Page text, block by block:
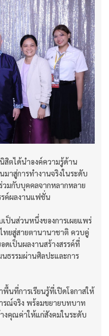
สิตได้นำองค์ความรู้ด้าน
มาสู่การทำงานจริงในระดับ
วมกับบุคคลจากหลากหลาย
ค์ผลงานแฟชั่น
ป็นส่วนหนึ่งของการเผยแพร่
ทยสู่สายตานานาชาติ ควบคู่
เป็นผลงานสร้างสรรค์ที่
ธรรมผ่านศิลปะและการ
ที่การเรียนรู้ที่เปิดโอกาสให้
รณ์จริง พร้อมขยายบทบาท
งคุณค่าให้แก่สังคมในระดับ